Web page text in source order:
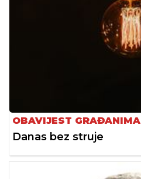
OBAVIJEST GRAĐANIMA
Danas bez struje